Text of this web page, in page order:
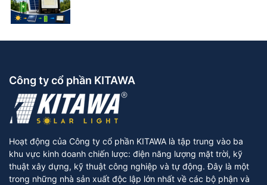
Công ty cổ phần KITAWA
Hoạt động của Công ty cổ phần KITAWA là tập trung vào ba
khu vực kinh doanh chiến lược: điện năng lượng mặt trời, kỹ
thuật xây dựng, kỹ thuật công nghiệp và tự động. Đây là một
trong những nhà sản xuất độc lập lớn nhất về các bộ phận và